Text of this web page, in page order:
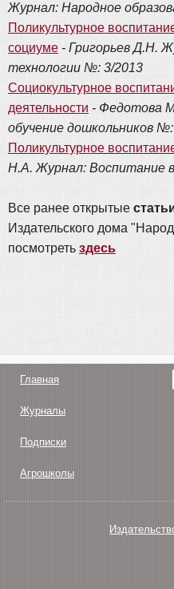
Журнал: Народное
Поликультурное
социуме - Григорьев Д.Н.
технологии №: 3/2013
Социокультурное
деятельности - Федотова
обучение дошкольников
Поликультурное
Н.А. Журнал: Воспитание
Все ранее открытые
Издательского дома
посмотреть здесь
Главная
Журналы
Подписки
Агрошколы